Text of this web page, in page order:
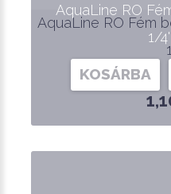
AquaLine RO Fém
AquaLine RO
1/
KOSÁRBA